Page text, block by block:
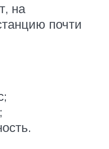
на
почти